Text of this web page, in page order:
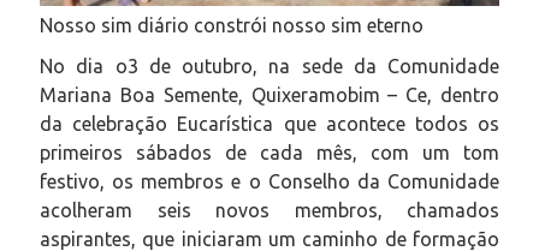
Nosso sim diário constrói nosso sim eterno
No dia o3 de outubro, na sede da Comunidade
Mariana Boa Semente, Quixeramobim – Ce, dentro
da celebração Eucarística que acontece todos os
primeiros sábados de cada mês, com um tom
festivo, os membros e o Conselho da Comunidade
acolheram seis novos membros, chamados
aspirantes, que iniciaram um caminho de formação